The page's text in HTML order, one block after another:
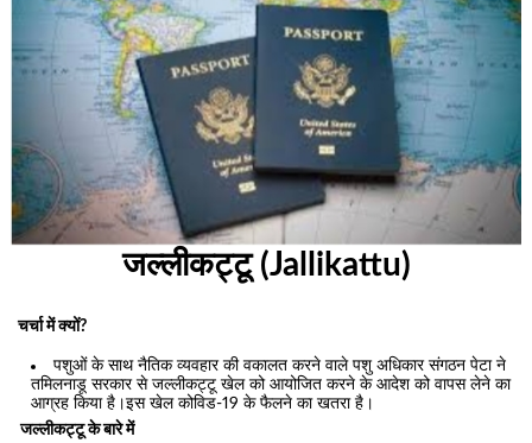
जल्लीकट्टू (Jallikattu)
चर्चा में क्यों?
पशुओं के साथ नैतिक व्यवहार की वकालत करने वाले पशु अधिकार संगठन पेटा ने
तमिलनाडू सरकार से जल्लीकट्टू खेल को आयोजित करने के आदेश को वापस लेने का
आग्रह किया है।इस खेल कोविड-19 के फैलने का खतरा है।
जल्लीकट्टू के बारे में